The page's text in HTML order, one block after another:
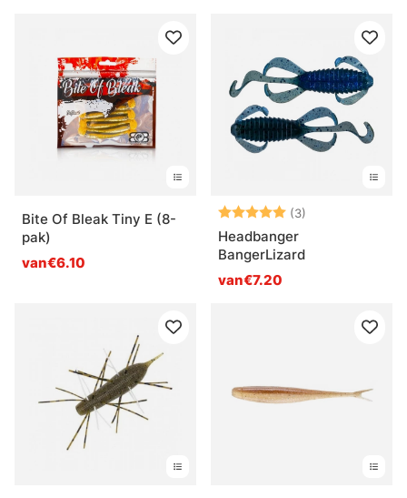
Bite Of Bleak Tiny E (8-
pak)
van€6.10
Beoordeling:
(3)
Headbanger
BangerLizard
van€7.20